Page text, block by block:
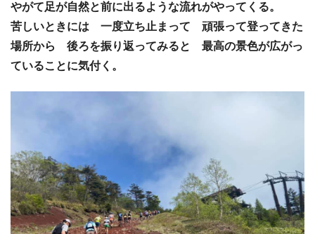
やがて足が自然と前に出るような流れがやってくる。
苦しいときには 一度立ち止まって 頑張って登ってきた
場所から 後ろを振り返ってみると 最高の景色が広がっ
ていることに気付く。